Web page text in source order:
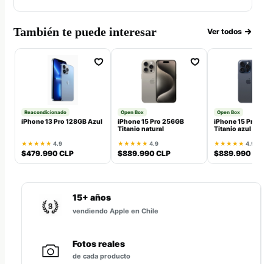
También te puede interesar Ver todos
Reacondicionado
iPhone 13 Pro 128GB Azul
★★★★★ 4.9
$479.990 CLP
Open Box
iPhone 15 Pro 256GB
Titanio natural
★★★★★ 4.9
$889.990 CLP
Open Box
iPhone 15 Pro
Titanio azul
★★★★★ 4.9
$889.990 CLP
15+ años
vendiendo Apple en Chile
Fotos reales
de cada producto